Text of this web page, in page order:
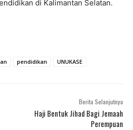
di Kalimantan Selatan.
pendidikan UNUKASE
Berita Selanjutnya
Haji Bentuk Jihad Bagi Jemaah
Perempuan